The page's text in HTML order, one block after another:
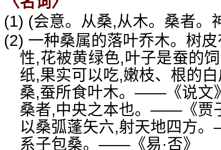
(1) (会意。从桑,从木。桑者。
(2) 一种桑属的落叶乔木。树
性,花被黄绿色,叶子是蚕的
纸,果实可以吃,嫩枝、根的
桑,蚕所食叶木。——《说文
桑者,中央之本也。——《贾
以桑弧蓬矢六,射天地四方
系子包桑。——《易·否》